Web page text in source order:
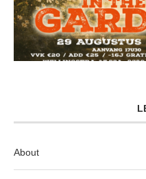
About